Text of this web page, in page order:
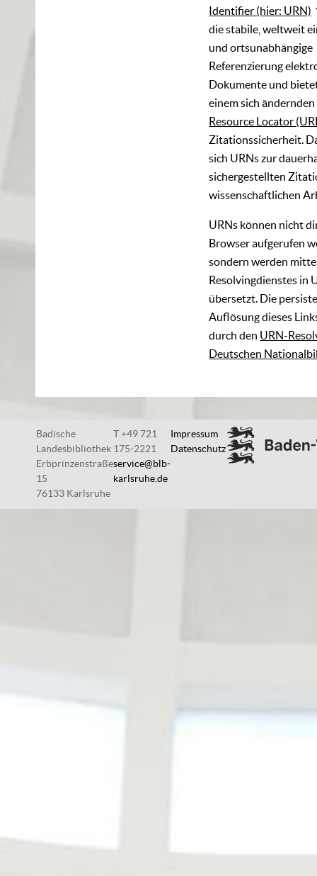
Identifier (hier: URN)
die stabile, weltweit
und ortsunabhängige
Referenzierung
Dokumente und
einem sich ändernden
Resource Locator
Zitationssicherheit.
sich URNs zur
sichergestellten
wissenschaftlichen
URNs können nicht
Browser aufgerufen
sondern werden
Resolvingdienstes in
übersetzt. Die
Auflösung dieses
durch den URN-
Deutschen
Badische
Landesbibliothek
Erbprinzenstraße
15
76133 Karlsruhe
T +49 721
175-2221
service@blb-
karlsruhe.de
Impressum
Datenschutz